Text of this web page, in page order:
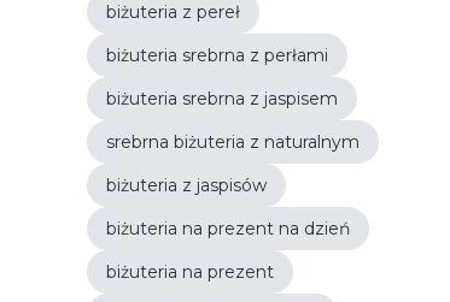
biżuteria z pereł
biżuteria srebrna z perłami
biżuteria srebrna z jaspisem
srebrna biżuteria z naturalnym
biżuteria z jaspisów
biżuteria na prezent na dzień
biżuteria na prezent